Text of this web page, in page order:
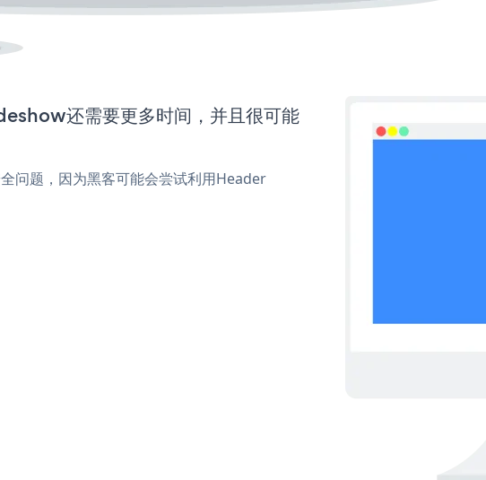
还需要更多时间，并且很可能
问题，因为黑客可能会尝试利用Header